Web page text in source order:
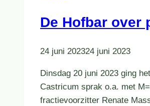
De Hofbar over
24 juni 202324 juni 2023
Dinsdag 20 juni 2023 ging
Castricum sprak o.a. met
fractievoorzitter Renate